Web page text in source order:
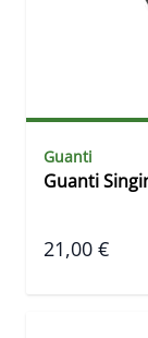
Guanti
Guanti
21,00 €